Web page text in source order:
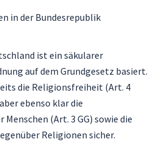
in der Bundesrepublik
ist ein säkularer
auf dem Grundgesetz basiert.
die Religionsfreiheit (Art. 4
ebenso klar die
(Art. 3 GG) sowie die
Religionen sicher.